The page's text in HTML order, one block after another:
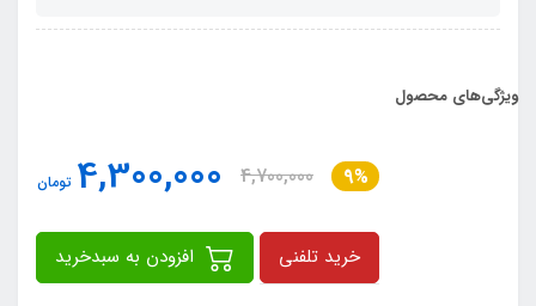
ویژگی‌های محصول
9%
4,700,000
4,300,000 تومان
خرید تلفنی